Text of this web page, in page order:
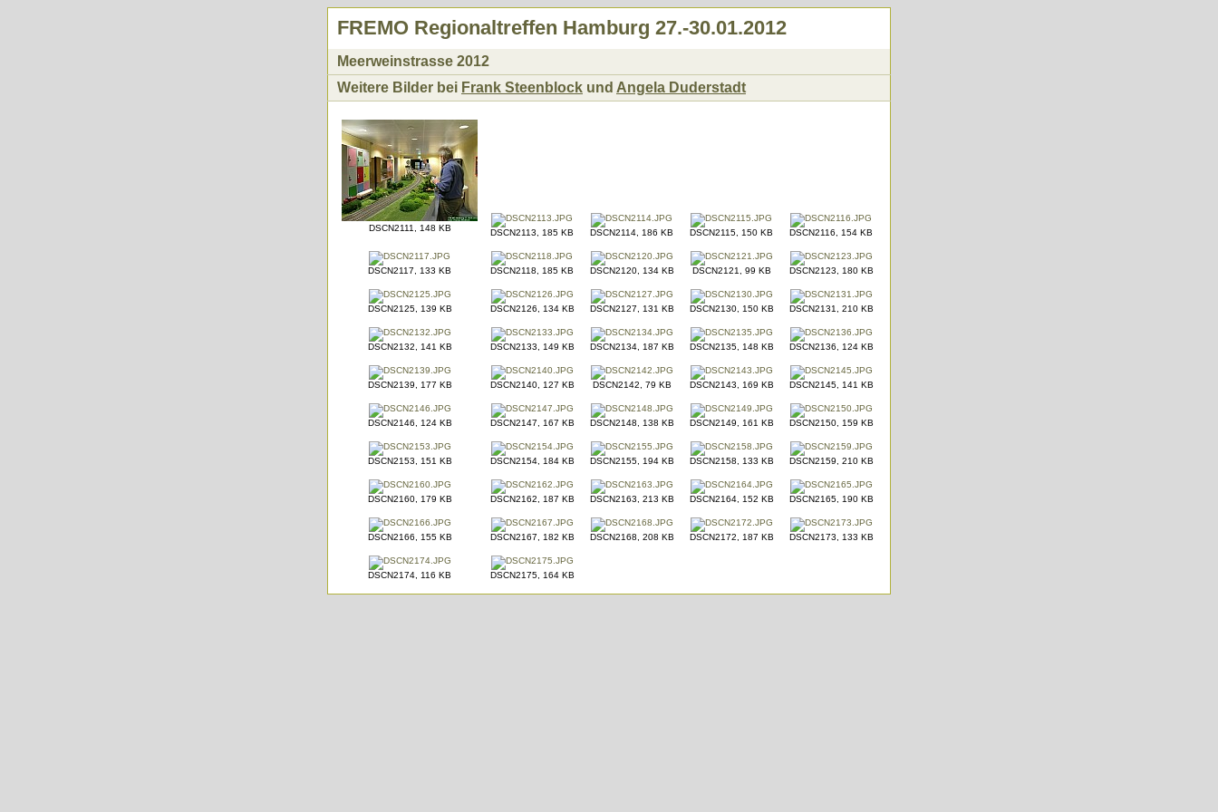
FREMO Regionaltreffen Hamburg 27.-30.01.2012
Meerweinstrasse 2012
Weitere Bilder bei Frank Steenblock und Angela Duderstadt
DSCN2111, 148 KB DSCN2113, 185 KB DSCN2114, 186 KB DSCN2115, 150 KB DSCN2116, 154 KB
DSCN2117, 133 KB DSCN2118, 185 KB DSCN2120, 134 KB DSCN2121, 99 KB DSCN2123, 180 KB
DSCN2125, 139 KB DSCN2126, 134 KB DSCN2127, 131 KB DSCN2130, 150 KB DSCN2131, 210 KB
DSCN2132, 141 KB DSCN2133, 149 KB DSCN2134, 187 KB DSCN2135, 148 KB DSCN2136, 124 KB
DSCN2139, 177 KB DSCN2140, 127 KB DSCN2142, 79 KB DSCN2143, 169 KB DSCN2145, 141 KB
DSCN2146, 124 KB DSCN2147, 167 KB DSCN2148, 138 KB DSCN2149, 161 KB DSCN2150, 159 KB
DSCN2153, 151 KB DSCN2154, 184 KB DSCN2155, 194 KB DSCN2158, 133 KB DSCN2159, 210 KB
DSCN2160, 179 KB DSCN2162, 187 KB DSCN2163, 213 KB DSCN2164, 152 KB DSCN2165, 190 KB
DSCN2166, 155 KB DSCN2167, 182 KB DSCN2168, 208 KB DSCN2172, 187 KB DSCN2173, 133 KB
DSCN2174, 116 KB DSCN2175, 164 KB